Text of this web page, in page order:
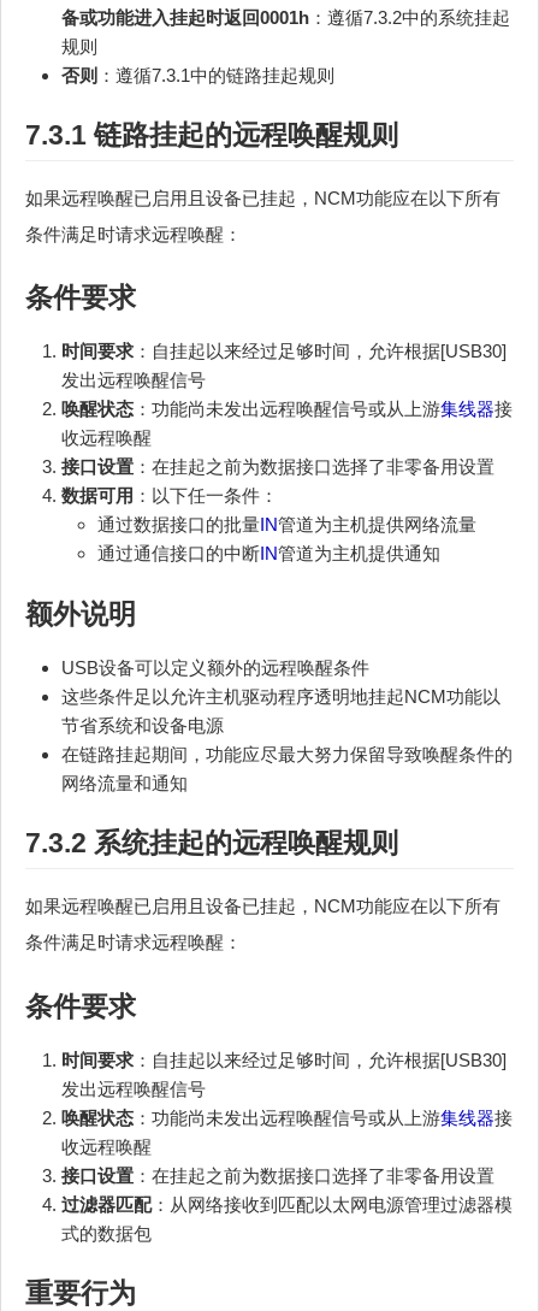
备或功能进入挂起时返回0001h ：遵循7.3.2中的系统挂起
规则
否则 ：遵循7.3.1中的链路挂起规则
7.3.1 链路挂起的远程唤醒规则
如果远程唤醒已启用且设备已挂起，NCM功能应在以下所有
条件满足时请求远程唤醒：
条件要求
时间要求 ：自挂起以来经过足够时间，允许根据[USB30]
发出远程唤醒信号
唤醒状态 ：功能尚未发出远程唤醒信号或从上游集线器接
收远程唤醒
接口设置 ：在挂起之前为数据接口选择了非零备用设置
数据可用 ：以下任一条件：
通过数据接口的批量IN管道为主机提供网络流量
通过通信接口的中断IN管道为主机提供通知
额外说明
USB设备可以定义额外的远程唤醒条件
这些条件足以允许主机驱动程序透明地挂起NCM功能以
节省系统和设备电源
在链路挂起期间，功能应尽最大努力保留导致唤醒条件的
网络流量和通知
7.3.2 系统挂起的远程唤醒规则
如果远程唤醒已启用且设备已挂起，NCM功能应在以下所有
条件满足时请求远程唤醒：
条件要求
时间要求 ：自挂起以来经过足够时间，允许根据[USB30]
发出远程唤醒信号
唤醒状态 ：功能尚未发出远程唤醒信号或从上游集线器接
收远程唤醒
接口设置 ：在挂起之前为数据接口选择了非零备用设置
过滤器匹配：从网络接收到匹配以太网电源管理过滤器模
式的数据包
重要行为